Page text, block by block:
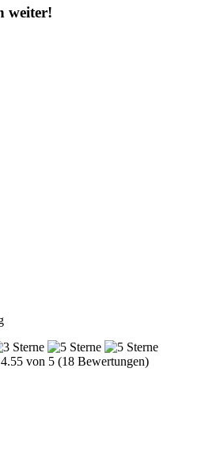
weiter!
von 5 (18 Bewertungen)